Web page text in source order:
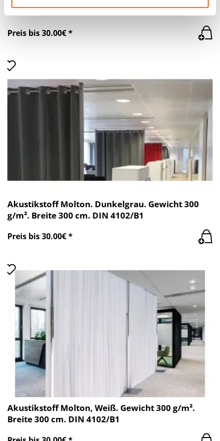
haben oder die sie im Rahmen Ihrer Nutzung der Dienste
gesammelt haben.
Breite 300 cm. DIN 4102/B1
Preis bis 30.00€ *
Akustikstoff Molton. Dunkelgrau. Gewicht 300
g/m². Breite 300 cm. DIN 4102/B1
Preis bis 30.00€ *
Akustikstoff Molton, Weiß. Gewicht 300 g/m².
Breite 300 cm. DIN 4102/B1